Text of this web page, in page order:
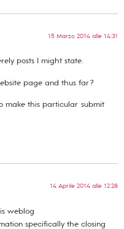
15 Marzo 2014 alle 14:31
posts I might state.
page and thus far?
make this particular submit
14 Aprile 2014 alle 12:28
weblog
specifically the closing